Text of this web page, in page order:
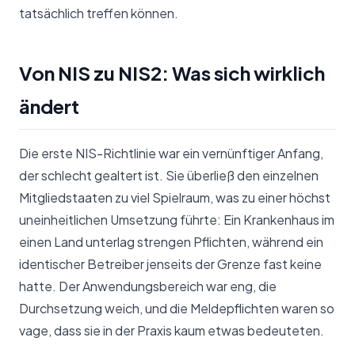
tatsächlich treffen können.
Von NIS zu NIS2: Was sich wirklich
ändert
Die erste NIS-Richtlinie war ein vernünftiger Anfang,
der schlecht gealtert ist. Sie überließ den einzelnen
Mitgliedstaaten zu viel Spielraum, was zu einer höchst
uneinheitlichen Umsetzung führte: Ein Krankenhaus im
einen Land unterlag strengen Pflichten, während ein
identischer Betreiber jenseits der Grenze fast keine
hatte. Der Anwendungsbereich war eng, die
Durchsetzung weich, und die Meldepflichten waren so
vage, dass sie in der Praxis kaum etwas bedeuteten.